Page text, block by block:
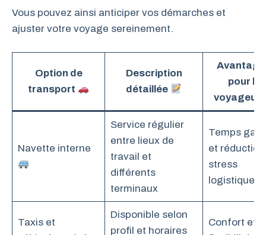
Vous pouvez ainsi anticiper vos démarches et
ajuster votre voyage sereinement.
Option de
transport
Description
détaillée
pour le
voyageur
Navette interne
Service régulier
entre lieux de
travail et
différents
terminaux
Temps
et
stress
logistique
Taxis et
Disponible selon
profil et horaires
Confort et